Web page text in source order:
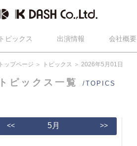
トピックス 出演情報 会社概要
トップページ トピックス 2026年5月01日
トピックス一覧 /TOPICS
<< 5月 >>